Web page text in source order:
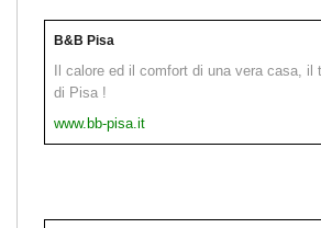
B&B Pisa
Il calore ed il comfort di una vera casa, il
di Pisa !
www.bb-pisa.it